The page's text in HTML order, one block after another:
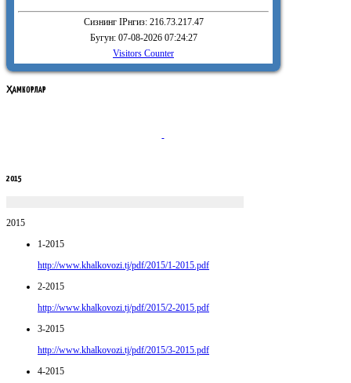
Сизнинг IPнгиз: 216.73.217.47
Бугун: 07-08-2026 07:24:27
Visitors Counter
ҲАМКОРЛАР
2015
2015
1-2015
http://www.khalkovozi.tj/pdf/2015/1-2015.pdf
2-2015
http://www.khalkovozi.tj/pdf/2015/2-2015.pdf
3-2015
http://www.khalkovozi.tj/pdf/2015/3-2015.pdf
4-2015